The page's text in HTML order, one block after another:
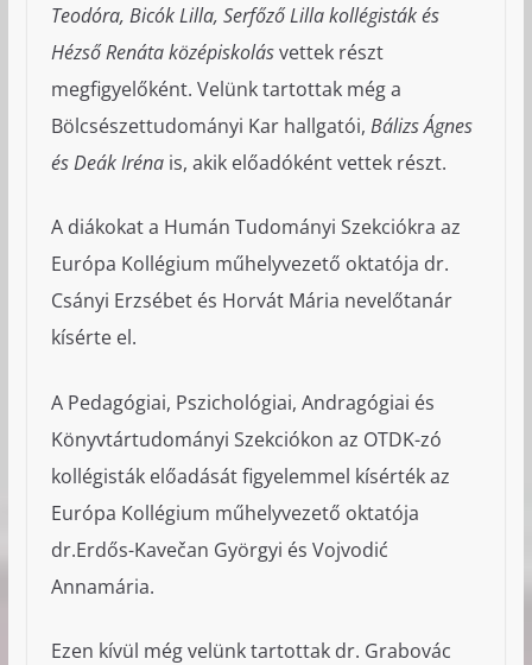
Teodóra, Bicók Lilla, Serfőző Lilla kollégisták és
Hézső Renáta középiskolásvettek részt
megfigyelőként. Velünk tartottak még a
Bölcsészettudományi Kar hallgatói, Bálizs Ágnes
és Deák Irénais, akik előadóként vettek részt.
A diákokat a Humán Tudományi Szekciókra az
Európa Kollégium műhelyvezető oktatója dr.
Csányi Erzsébet és Horvát Mária nevelőtanár
kísérte el.
A Pedagógiai, Pszichológiai, Andragógiai és
Könyvtártudományi Szekciókon az OTDK-zó
kollégisták előadását figyelemmel kísérték az
Európa Kollégium műhelyvezető oktatója
dr.Erdős-Kavečan Györgyi és Vojvodić
Annamária.
Ezen kívül még velünk tartottak dr. Grabovác